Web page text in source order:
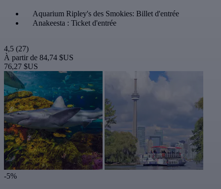
Aquarium Ripley's des Smokies: Billet d'entrée
Anakeesta : Ticket d'entrée
4,5 (27)
À partir de 84,74 $US
76,27 $US
-5%